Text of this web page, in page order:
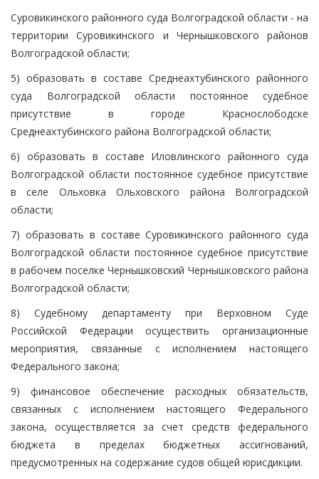
Суровикинского районного суда Волгоградской области - на
территории Суровикинского и Чернышковского районов
Волгоградской области;
5) образовать в составе Среднеахтубинского районного
суда Волгоградской области постоянное судебное
присутствие в городе Краснослободске
Среднеахтубинского района Волгоградской области;
6) образовать в составе Иловлинского районного суда
Волгоградской области постоянное судебное присутствие
в селе Ольховка Ольховского района Волгоградской
области;
7) образовать в составе Суровикинского районного суда
Волгоградской области постоянное судебное присутствие
в рабочем поселке Чернышковский Чернышковского района
Волгоградской области;
8) Судебному департаменту при Верховном Суде
Российской Федерации осуществить организационные
мероприятия, связанные с исполнением настоящего
Федерального закона;
9) финансовое обеспечение расходных обязательств,
связанных с исполнением настоящего Федерального
закона, осуществляется за счет средств федерального
бюджета в пределах бюджетных ассигнований,
предусмотренных на содержание судов общей юрисдикции.